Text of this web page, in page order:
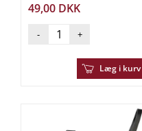
49,00 DKK
- +
Læg i kurv